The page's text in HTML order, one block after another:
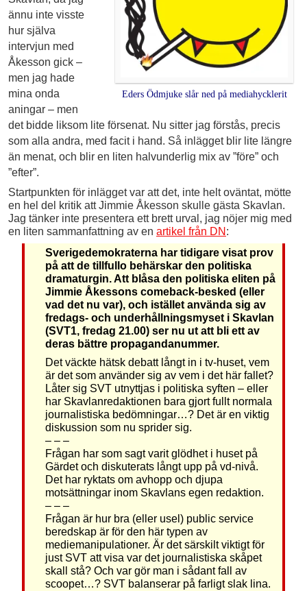
Eders Ödmjuke slår ned på mediahycklerit
ännu inte visste
hur själva
intervjun med
Åkesson gick –
men jag hade
mina onda
aningar – men
det bidde liksom lite försenat. Nu sitter jag förstås, precis
som alla andra, med facit i hand. Så inlägget blir lite längre
än menat, och blir en liten halvunderlig mix av ”före” och
”efter”.
Startpunkten för inlägget var att det, inte helt oväntat, mötte
en hel del kritik att Jimmie Åkesson skulle gästa Skavlan.
Jag tänker inte presentera ett brett urval, jag nöjer mig med
en liten sammanfattning av en artikel från DN :
Sverigedemokraterna har tidigare visat prov
på att de tillfullo behärskar den politiska
dramaturgin. Att blåsa den politiska eliten på
Jimmie Åkessons comeback-besked (eller
vad det nu var), och istället använda sig av
fredags- och underhållningsmyset i Skavlan
(SVT1, fredag 21.00) ser nu ut att bli ett av
deras bättre propagandanummer.
Det väckte hätsk debatt långt in i tv-huset, vem
är det som använder sig av vem i det här fallet?
Låter sig SVT utnyttjas i politiska syften – eller
har Skavlanredaktionen bara gjort fullt normala
journalistiska bedömningar…? Det är en viktig
diskussion som nu sprider sig.
– – –
Frågan har som sagt varit glödhet i huset på
Gärdet och diskuterats långt upp på vd-nivå.
Det har ryktats om avhopp och djupa
motsättningar inom Skavlans egen redaktion.
– – –
Frågan är hur bra (eller usel) public service
beredskap är för den här typen av
mediemanipulationer. Är det särskilt viktigt för
just SVT att visa var det journalistiska skåpet
skall stå? Och var gör man i sådant fall av
scoopet…? SVT balanserar på farligt slak lina.